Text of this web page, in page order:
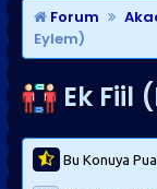
KISAYOLLAR
Forum
Eylem)
Ek Fiil
Bu Konuya